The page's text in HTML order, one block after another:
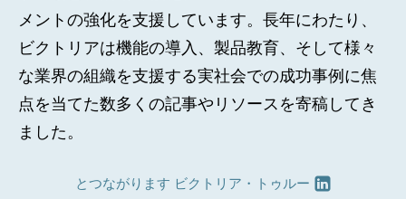
メントの強化を支援しています。長年にわたり、
ビクトリアは機能の導入、製品教育、そして様々
な業界の組織を支援する実社会での成功事例に焦
点を当てた数多くの記事やリソースを寄稿してき
ました。
とつながります ビクトリア・トゥルー